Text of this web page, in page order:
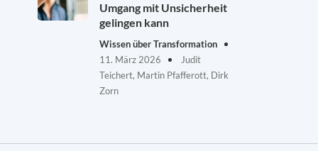
Umgang mit Unsicherheit
gelingen kann
Wissen über Transformation
11. März 2026
Judit
Teichert, Martin Pfafferott, Dirk
Zorn